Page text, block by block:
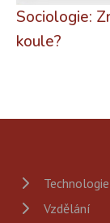
Sociologie:
koule?
Technologie
Vzdělání